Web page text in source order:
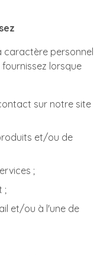
caractère personnel
lorsque
sur notre site
et/ou de
;
;
et/ou à l'une de